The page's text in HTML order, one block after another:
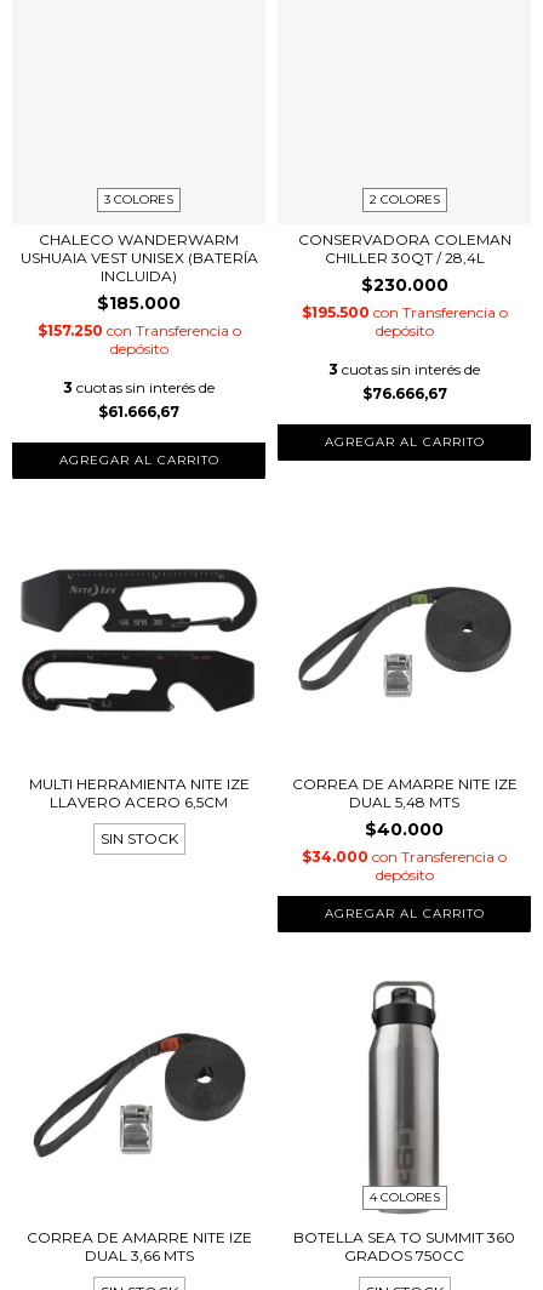
3 COLORES
CHALECO WANDERWARM
USHUAIA VEST UNISEX (BATERÍA
INCLUIDA)
$185.000
$157.250 con Transferencia o
depósito
3 cuotas sin interés de
$61.666,67
AGREGAR AL CARRITO
2 COLORES
CONSERVADORA COLEMAN
CHILLER 30QT / 28,4L
$230.000
$195.500 con Transferencia o
depósito
3 cuotas sin interés de
$76.666,67
AGREGAR AL CARRITO
MULTI HERRAMIENTA NITE IZE
LLAVERO ACERO 6,5CM
SIN STOCK
CORREA DE AMARRE NITE IZE
DUAL 5,48 MTS
$40.000
$34.000 con Transferencia o
depósito
CORREA DE AMARRE NITE IZE
DUAL 3,66 MTS
4 COLORES
BOTELLA SEA TO SUMMIT 360
GRADOS 750CC